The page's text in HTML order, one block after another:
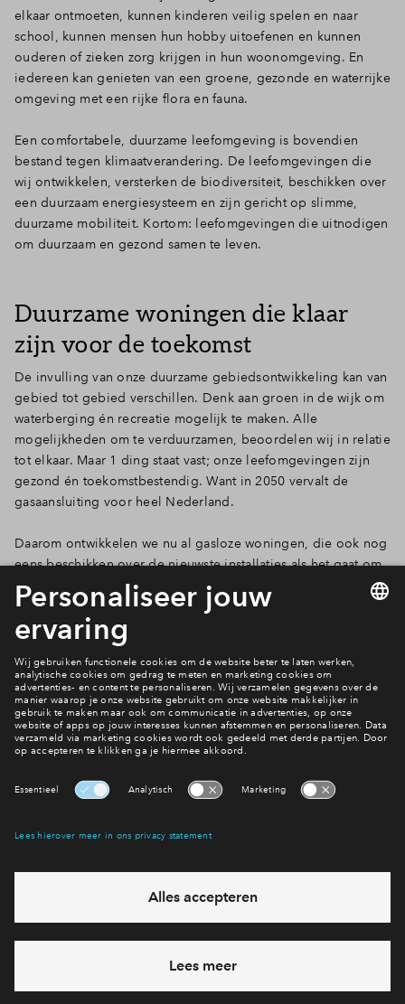
elkaar ontmoeten, kunnen kinderen veilig spelen en naar
school, kunnen mensen hun hobby uitoefenen en kunnen
ouderen of zieken zorg krijgen in hun woonomgeving. En
iedereen kan genieten van een groene, gezonde en waterrijke
omgeving met een rijke flora en fauna.
Een comfortabele, duurzame leefomgeving is bovendien
bestand tegen klimaatverandering. De leefomgevingen die
wij ontwikkelen, versterken de biodiversiteit, beschikken over
een duurzaam energiesysteem en zijn gericht op slimme,
duurzame mobiliteit. Kortom: leefomgevingen die uitnodigen
om duurzaam en gezond samen te leven.
Duurzame woningen die klaar
zijn voor de toekomst
De invulling van onze duurzame gebiedsontwikkeling kan van
gebied tot gebied verschillen. Denk aan groen in de wijk om
waterberging én recreatie mogelijk te maken. Alle
mogelijkheden om te verduurzamen, beoordelen wij in relatie
tot elkaar. Maar 1 ding staat vast; onze leefomgevingen zijn
gezond én toekomstbestendig. Want in 2050 vervalt de
gasaansluiting voor heel Nederland.
Daarom ontwikkelen we nu al gasloze woningen, die ook nog
eens beschikken over de nieuwste installaties als het gaat om
het verwarmen van je woning en het opwekken van
elektriciteit. Zoals zonnepanelen, vloerverwarming,
luchtwarmtepompen, HR++ glas en isolatie van muren, gevels
en daken. Je bent dus niet alleen voorbereid op de toekomst
zonder aardgas, maar bespaart óók op je maandelijks
energielasten. Genoeg redenen dus om te kiezen voor een
nieuwbouwwoning van BPD!
Interesse? Meld je dan snel aan
Hiermee blijf je op de hoogte van het belangrijkste nieuws en
Ja, ik wil mij aanmelden
Heb je een vraag en wil je direct antwoord? Bel ons op
712 27 15